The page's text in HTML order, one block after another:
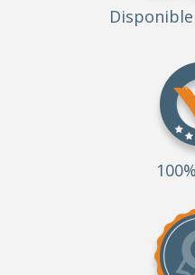
Disponible